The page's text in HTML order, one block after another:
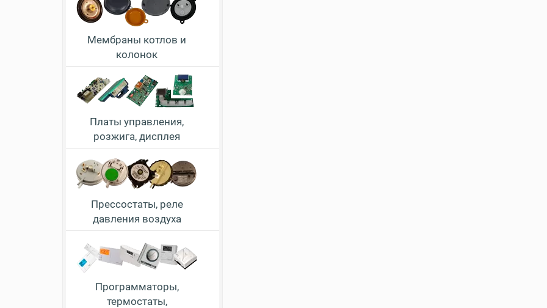
Мембраны котлов и
колонок
Платы управления,
розжига, дисплея
Прессостаты, реле
давления воздуха
Программаторы,
термостаты,